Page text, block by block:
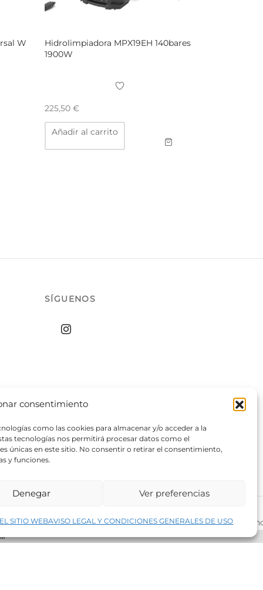
consentimiento
como las cookies para almacenar y/o acceder a la
tecnologías nos permitirá procesar datos como el
únicas en este sitio. No consentir o retirar el consentimiento,
y funciones.
Denegar Ver preferencias
SITIO WEBAVISO LEGAL Y CONDICIONES GENERALES DE USO
W
Hidrolimpiadora MPX19EH 140bares
1900W
225,50 €
Añadir al carrito
SÍGUENOS
del sitio web ©2026 Decopintur- todos los